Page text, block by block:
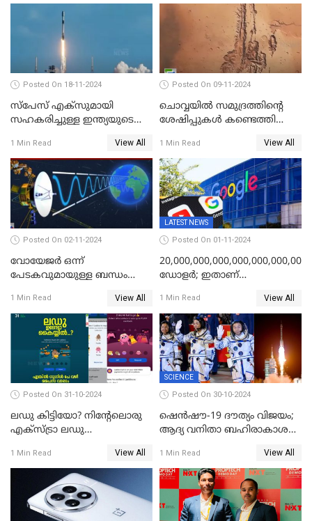
ആരംഭിക്കും
Posted On 18-11-2024
സ്‌പേസ് എക്‌സുമായി
സഹകരിച്ചുള്ള ഇന്ത്യയുടെ
നാളെ
1 Min Read View All
Posted On 09-11-2024
ചൊവ്വയില്‍ സമുദ്രത്തിന്റെ
ശേഷിപ്പുകള്‍ കണ്ടെത്തി
1 Min Read View All
Posted On 02-11-2024
വോയേജര്‍ ഒന്ന്
പേടകവുമായുള്ള ബന്ധം
1 Min Read View All
LATEST NEWS
Posted On 01-11-2024
ഡോളര്‍; ഇതാണ്
ചാനലുകൾ യൂട്യൂബ്
തടഞ്ഞതാണ് കാരണം; കണ്ണ്
തള്ളി ഗൂഗിള്‍
1 Min Read View All
Posted On 31-10-2024
ലഡു കിട്ടിയോ? നിന്റേലൊരു
എക്സ്ട്രാ ലഡു
എല്ലായിടത്തും ഇതേ
പറയാനുള്ളു! ട്രെൻഡിങ്ങായി
ഗൂഗിൾ പേ ദീപാവലി ഓഫർ
1 Min Read View All
SCIENCE
Posted On 30-10-2024
ഷെന്‍ഷൗ-19 ദൗത്യം വിജയം;
ആദ്യ വനിതാ ബഹിരാകാശ
പേർ ടിയാൻഗോങിൽ
1 Min Read View All